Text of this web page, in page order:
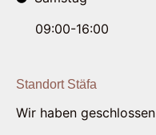
09:00-16:00
Standort Stäfa
Wir haben geschlossen